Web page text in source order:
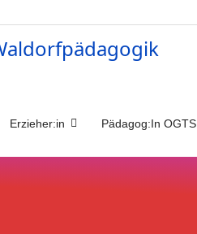
Erzieher:in Pädagog:In OGTS